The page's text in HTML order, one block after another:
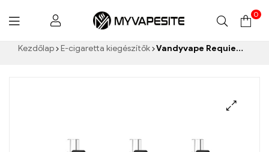
Myvapesite.de
0
Kezdőlap E-cigaretta kiegészítők Vandyvape Requiem BF E-folyékony flakon 6 ml E-cigaretta nagykereskedés 丨Egyedi